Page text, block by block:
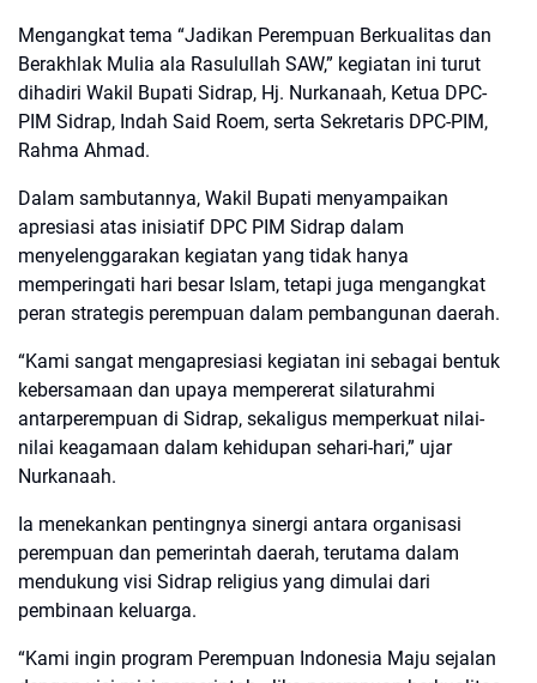
Mengangkat tema “Jadikan Perempuan Berkualitas dan
Berakhlak Mulia ala Rasulullah SAW,” kegiatan ini turut
dihadiri Wakil Bupati Sidrap, Hj. Nurkanaah, Ketua DPC-
PIM Sidrap, Indah Said Roem, serta Sekretaris DPC-PIM,
Rahma Ahmad.
Dalam sambutannya, Wakil Bupati menyampaikan
apresiasi atas inisiatif DPC PIM Sidrap dalam
menyelenggarakan kegiatan yang tidak hanya
memperingati hari besar Islam, tetapi juga mengangkat
peran strategis perempuan dalam pembangunan daerah.
“Kami sangat mengapresiasi kegiatan ini sebagai bentuk
kebersamaan dan upaya mempererat silaturahmi
antarperempuan di Sidrap, sekaligus memperkuat nilai-
nilai keagamaan dalam kehidupan sehari-hari,” ujar
Nurkanaah.
Ia menekankan pentingnya sinergi antara organisasi
perempuan dan pemerintah daerah, terutama dalam
mendukung visi Sidrap religius yang dimulai dari
pembinaan keluarga.
“Kami ingin program Perempuan Indonesia Maju sejalan